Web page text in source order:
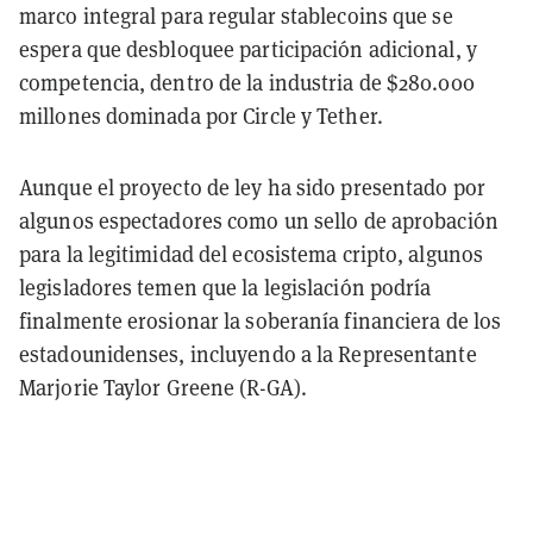
marco integral para regular stablecoins que se
espera que desbloquee participación adicional, y
competencia, dentro de la industria de $280.000
millones dominada por Circle y Tether.
Aunque el proyecto de ley ha sido presentado por
algunos espectadores como un sello de aprobación
para la legitimidad del ecosistema cripto, algunos
legisladores temen que la legislación podría
finalmente erosionar la soberanía financiera de los
estadounidenses, incluyendo a la Representante
Marjorie Taylor Greene (R-GA).